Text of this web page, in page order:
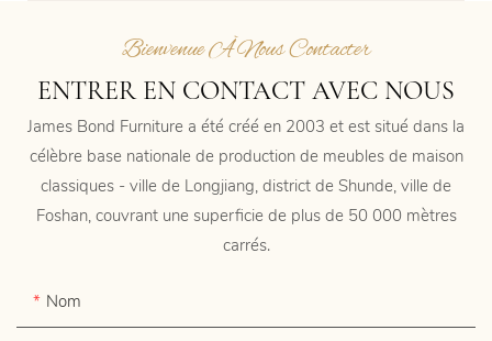
Bienvenue À Nous Contacter
ENTRER EN CONTACT AVEC NOUS
James Bond Furniture a été créé en 2003 et est situé dans la
célèbre base nationale de production de meubles de maison
classiques - ville de Longjiang, district de Shunde, ville de
Foshan, couvrant une superficie de plus de 50 000 mètres
carrés.
Nom